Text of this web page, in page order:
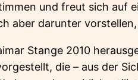
und freut sich auf
aber darunter vorstellen,
Stange 2010
die – aus der